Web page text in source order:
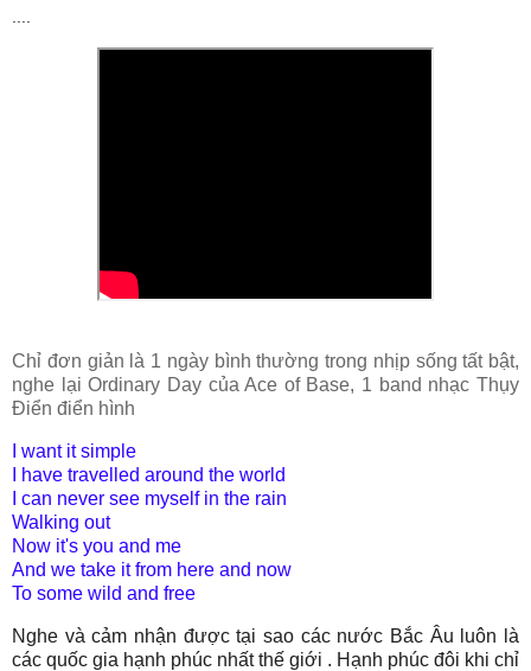
....
Chỉ đơn giản là 1 ngày bình thường trong nhịp sống tất bật,
nghe lại Ordinary Day của Ace of Base, 1 band nhạc Thụy
Điển điển hình
I want it simple
I have travelled around the world
I can never see myself in the rain
Walking out
Now it's you and me
And we take it from here and now
To some wild and free
Nghe và cảm nhận được tại sao các nước Bắc Âu luôn là
các quốc gia hạnh phúc nhất thế giới . Hạnh phúc đôi khi chỉ